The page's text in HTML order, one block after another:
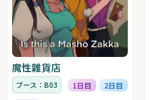
魔性雜貨店
ブース：B03 1日目 2日目